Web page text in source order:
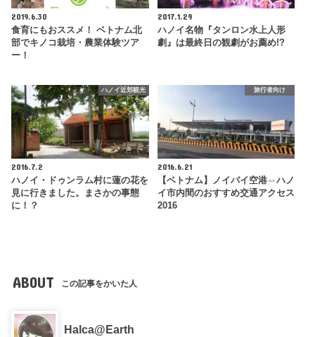
2019.6.30
食育にもおススメ！ ベトナム北
部でキノコ栽培・農業体験ツア
ー！
2017.1.29
ハノイ名物『タンロン水上人形
劇』は最終日の観劇がお薦め!?
ハノイ近郊観光
2016.7.2
ハノイ・ドゥンラム村に蓮の花を
見に行きました。まさかの事態
に！？
旅行者向け
2016.6.21
【ベトナム】ノイバイ空港⇔ハノ
イ市内間のおすすめ交通アクセス
2016
ABOUT この記事をかいた人
Halca@Earth